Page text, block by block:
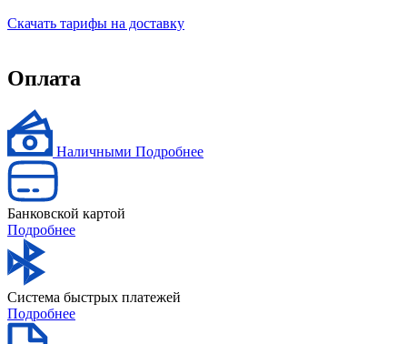
Скачать тарифы на доставку
Оплата
Наличными Подробнее
Банковской картой
Подробнее
Система быстрых платежей
Подробнее